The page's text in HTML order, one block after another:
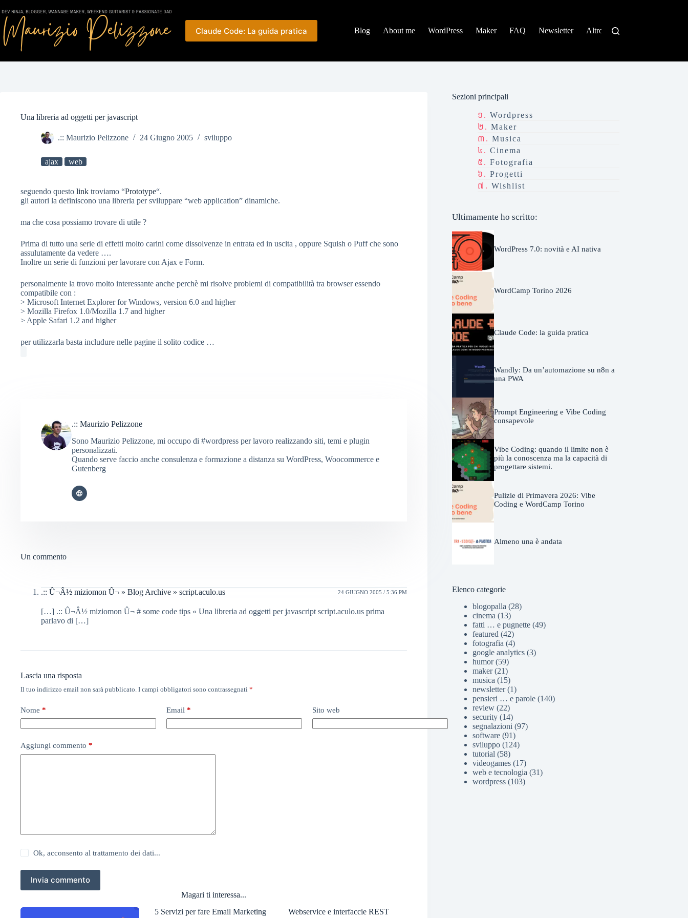
al
contenuto
Claude Code: La guida pratica Blog About me WordPress Maker FAQ Newsletter Altro
Una libreria ad oggetti per javascript
.:: Maurizio Pelizzone 24 Giugno 2005 sviluppo
ajax web
seguendo questo link troviamo “Prototype“.
gli autori la definiscono una libreria per sviluppare “web application” dinamiche.
ma che cosa possiamo trovare di utile ?
Prima di tutto una serie di effetti molto carini come dissolvenze in entrata ed in uscita , oppure Squish o Puff che sono
assulutamente da vedere ….
Inoltre un serie di funzioni per lavorare con Ajax e Form.
personalmente la trovo molto interessante anche perchè mi risolve problemi di compatibilità tra browser essendo
compatibile con :
> Microsoft Internet Explorer for Windows, version 6.0 and higher
> Mozilla Firefox 1.0/Mozilla 1.7 and higher
> Apple Safari 1.2 and higher
per utilizzarla basta includure nelle pagine il solito codice …
.:: Maurizio Pelizzone
Sono Maurizio Pelizzone, mi occupo di #wordpress per lavoro realizzando siti, temi e plugin
personalizzati.
Quando serve faccio anche consulenza e formazione a distanza su WordPress, Woocommerce e
Gutenberg
Un commento
.:: Û¬Â½ miziomon Û¬ » Blog Archive » script.aculo.us 24 GIUGNO 2005 / 5:36 PM
[…] .:: Û¬Â½ miziomon Û¬ # some code tips « Una libreria ad oggetti per javascript script.aculo.us prima
parlavo di […]
Lascia una risposta
Il tuo indirizzo email non sarà pubblicato. I campi obbligatori sono contrassegnati *
Nome * Email * Sito web
Aggiungi commento *
Ok, acconsento al trattamento dei dati...
Invia commento
Magari ti interessa...
5 Servizi per fare Email Marketing
Webservice e interfaccie REST
Sezioni principali
Wordpress
Maker
Musica
Cinema
Fotografia
Progetti
Wishlist
Ultimamente ho scritto:
WordPress 7.0: novità e AI nativa
WordCamp Torino 2026
Claude Code: la guida pratica
Wandly: Da un’automazione su n8n a
una PWA
Prompt Engineering e Vibe Coding
consapevole
Vibe Coding: quando il limite non è
più la conoscenza ma la capacità di
progettare sistemi.
Pulizie di Primavera 2026: Vibe
Coding e WordCamp Torino
Almeno una è andata
Elenco categorie
blogopalla (28)
cinema (13)
fatti … e pugnette (49)
featured (42)
fotografia (4)
google analytics (3)
humor(59)
maker(21)
musica (15)
newsletter(1)
pensieri … e parole (140)
review (22)
security (14)
segnalazioni (97)
software (91)
sviluppo (124)
tutorial (58)
videogames (17)
web e tecnologia (31)
wordpress (103)